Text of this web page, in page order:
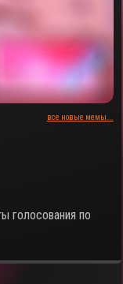
все новые мемы...
голосования по